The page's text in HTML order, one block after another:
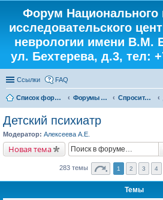
Форум Национального
исследовательского
неврологии имени В.М.
ул. Бехтерева, д.3, тел:
Ссылки FAQ
Список форумов Форумы института Спросите у доктора
Детский психиатр
Модератор: Алексеева А.Е.
Новая тема
283 темы 1 2 3 4
Темы